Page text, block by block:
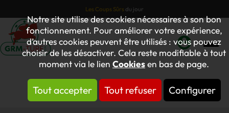
Notre site utilise des cookies nécessaires à son bon
fonctionnement. Pour améliorer votre expérience,
d’autres cookies peuvent être utilisés : vous pouvez
choisir de les désactiver. Cela reste modifiable à tout
moment via le lien Cookiesen bas de page.
Tout accepter Tout refuser Configurer
Les Coups Sûrs du jour
Mon
compte